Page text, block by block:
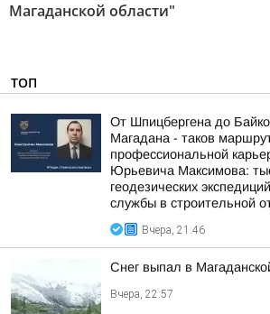
Магаданской области"
ТОП
От Шпицбергена до
Магадана - таков
профессиональной
Юрьевича Максимова:
геодезических
службы в строительной
Вчера, 21:46
Снег выпал в
Вчера, 22:57